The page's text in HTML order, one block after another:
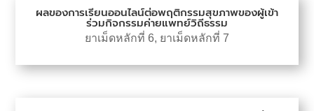
ผลของการเรียนออนไลน์ต่อพฤติกรรมสุขภาพของผู้เข้า
ร่วมกิจกรรมค่ายแพทย์วิถีธรรม
ยาเม็ดหลักที่ 6, ยาเม็ดหลักที่ 7